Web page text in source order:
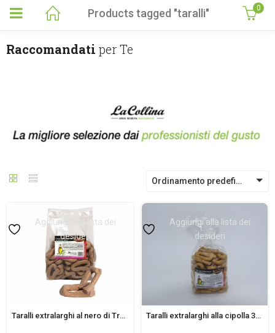
Products tagged "taralli" 0
Raccomandati per Te
Ordinamento predefinito
Aggiungi alla lista dei
desideri
Taralli extralarghi al nero di Troia 350gr
Aggiungi alla lista dei
desideri
Taralli extralarghi alla cipolla 350gr